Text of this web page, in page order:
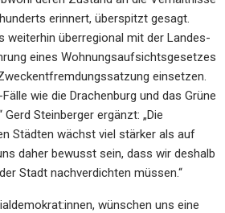
erinnert, überspitzt gesagt.
weiterhin überregional mit der Landes-
eines Wohnungsaufsichtsgesetzes
einsetzen.
wie die Drachenburg und das Grüne
Steinberger ergänzt: „Die
Städten wächst viel stärker als auf
daher bewusst sein, dass wir deshalb
Stadt nachverdichten müssen.“
wünschen uns eine